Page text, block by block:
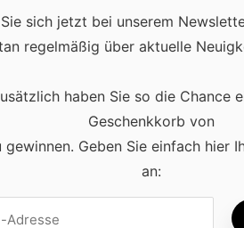
erfrischende Auszeit. Slowenien,
Temperaturen abzukühlen und
sich jetzt bei unserem
regelmäßig über aktuelle
haben Sie so die Chance
Geschenkkorb von
gewinnen. Geben Sie einfach hier
an: